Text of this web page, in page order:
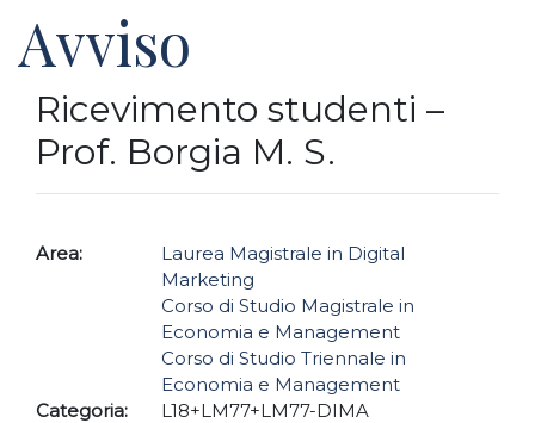
Avviso
Ricevimento studenti –
Prof. Borgia M. S.
Area:
Laurea Magistrale in Digital
Marketing
Corso di Studio Magistrale in
Economia e Management
Corso di Studio Triennale in
Economia e Management
Categoria:
L18+LM77+LM77-DIMA